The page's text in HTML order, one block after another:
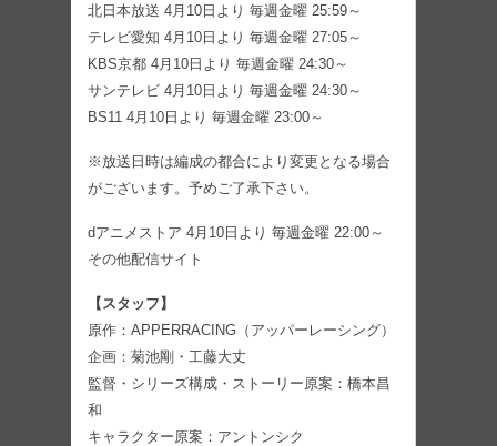
北日本放送 4月10日より 毎週金曜 25:59～
テレビ愛知 4月10日より 毎週金曜 27:05～
KBS京都 4月10日より 毎週金曜 24:30～
サンテレビ 4月10日より 毎週金曜 24:30～
BS11 4月10日より 毎週金曜 23:00～
※放送日時は編成の都合により変更となる場合
がございます。予めご了承下さい。
dアニメストア 4月10日より 毎週金曜 22:00～
その他配信サイト
【スタッフ】
原作：APPERRACING（アッパーレーシング）
企画：菊池剛・工藤大丈
監督・シリーズ構成・ストーリー原案：橋本昌
和
キャラクター原案：アントンシク